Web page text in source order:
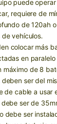
puede
requiere de
de 120ah
de vehículos.
colocar más
en
máximo de 8
deben ser del
de cable a usar
ser de
debe ser